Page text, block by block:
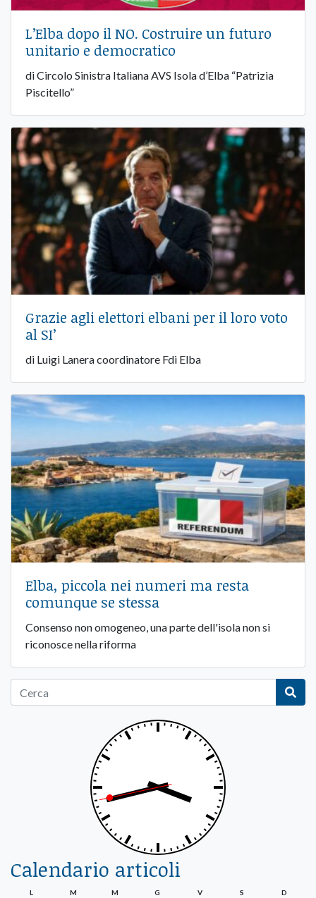
L’Elba dopo il NO. Costruire un futuro
unitario e democratico
di Circolo Sinistra Italiana AVS Isola d’Elba “Patrizia
Piscitello”
Grazie agli elettori elbani per il loro voto
al SI’
di Luigi Lanera coordinatore Fdi Elba
Elba, piccola nei numeri ma resta
comunque se stessa
Consenso non omogeneo, una parte dell'isola non si
riconosce nella riforma
Calendario articoli
L M M G V S D